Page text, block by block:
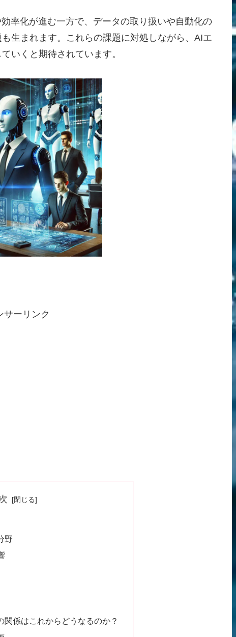
率化が進む一方で、データの取り扱いや自動化の
生まれます。これらの課題に対処しながら、AIエ
いくと期待されています。
サーリンク
野
関係はこれからどうなるのか？